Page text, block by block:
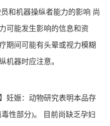
和机器操纵者能力的影响 尚
可能发生影响的信息和资
期间可能有头晕或视力模糊
机器时应注意。
妊娠：动物研究表明本品存
性部分)。 目前尚缺乏孕妇